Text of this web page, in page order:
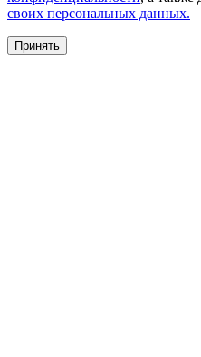
своих персональных данных.
Принять